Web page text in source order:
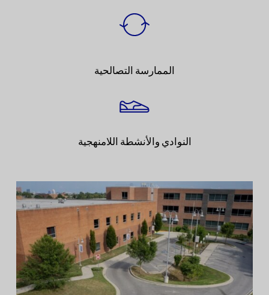
الممارسة التصالحية
النوادي والأنشطة اللامنهجية